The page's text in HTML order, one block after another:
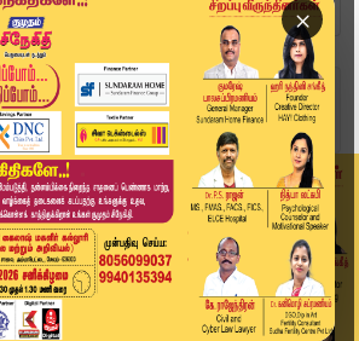
×
கூட்டம் வாக்குகளாக மாறும் – ந...